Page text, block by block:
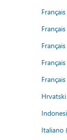
Italiano